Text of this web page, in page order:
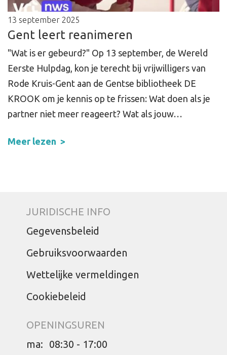
13 september 2025
Gent leert reanimeren
"Wat is er gebeurd?" Op 13 september, de Wereld
Eerste Hulpdag, kon je terecht bij vrijwilligers van
Rode Kruis-Gent aan de Gentse bibliotheek DE
KROOK om je kennis op te frissen: Wat doen als je
partner niet meer reageert? Wat als jouw…
Meer lezen
JURIDISCHE INFO
Gegevensbeleid
Gebruiksvoorwaarden
Wettelijke vermeldingen
Cookiebeleid
OPENINGSUREN
ma:
08:30 - 17:00